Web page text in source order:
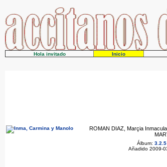
Hola invitado Inicio
ROMAN DIAZ, Marçia
Álbum:
Añadido 2009-